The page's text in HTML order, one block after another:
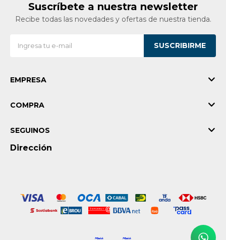
Suscríbete a nuestra newsletter
Recibe todas las novedades y ofertas de nuestra tienda.
SUSCRIBIRME
EMPRESA
COMPRA
Dirección
SEGUINOS